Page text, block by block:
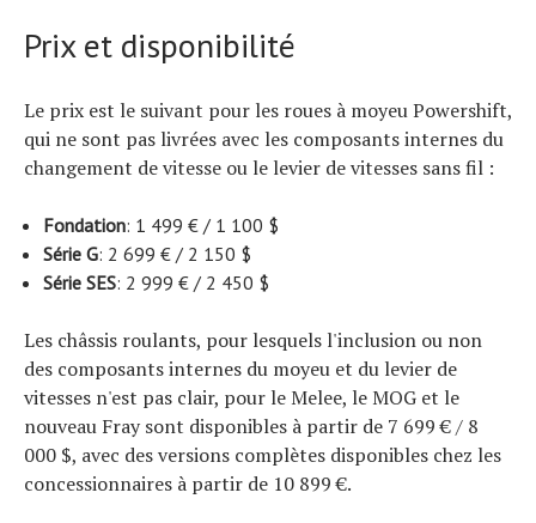
Prix ​​et disponibilité
Le prix est le suivant pour les roues à moyeu Powershift,
qui ne sont pas livrées avec les composants internes du
changement de vitesse ou le levier de vitesses sans fil :
Fondation: 1 499 € / 1 100 $
Série G: 2 699 € / 2 150 $
Série SES: 2 999 € / 2 450 $
Les châssis roulants, pour lesquels l'inclusion ou non
des composants internes du moyeu et du levier de
vitesses n'est pas clair, pour le Melee, le MOG et le
nouveau Fray sont disponibles à partir de 7 699 € / 8
000 $, avec des versions complètes disponibles chez les
concessionnaires à partir de 10 899 €.